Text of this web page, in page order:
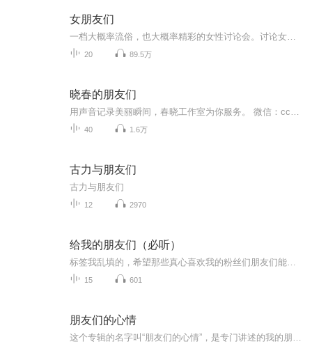
女朋友们
20 89.5万
晓春的朋友们
40 1.6万
古力与朋友们
古力与朋友们
12 2970
给我的朋友们（必听）
15 601
朋友们的心情